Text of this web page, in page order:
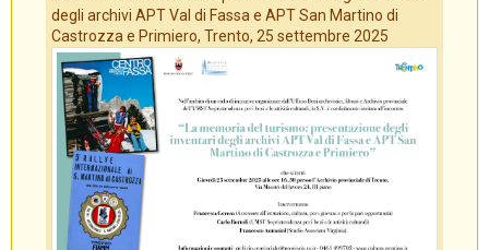
degli archivi APT Val di Fassa e APT San Martino di
Castrozza e Primiero, Trento, 25 settembre 2025